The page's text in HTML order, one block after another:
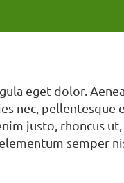
eget dolor.
nec, pellentesque
justo, rhoncus
semper